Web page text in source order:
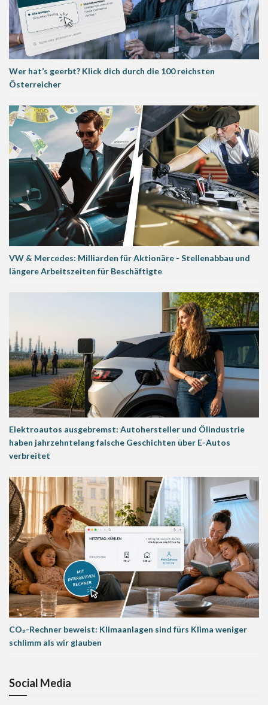
Wer hat’s geerbt? Klick dich durch die 100 reichsten
Österreicher
VW & Mercedes: Milliarden für Aktionäre - Stellenabbau und
längere Arbeitszeiten für Beschäftigte
Elektroautos ausgebremst: Autohersteller und Ölindustrie
haben jahrzehntelang falsche Geschichten über E-Autos
verbreitet
CO₂-Rechner beweist: Klimaanlagen sind fürs Klima weniger
schlimm als wir glauben
Social Media